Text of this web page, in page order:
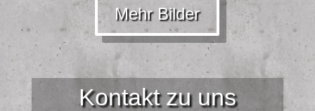
Mehr Bilder
Kontakt zu uns